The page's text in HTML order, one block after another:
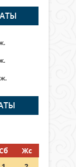
Жс